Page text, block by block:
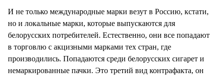
И не только международные марки везут в Россию, кстати,
но и локальные марки, которые выпускаются для
белорусских потребителей. Естественно, они все попадают
в торговлю с акцизными марками тех стран, где
производились. Попадаются среди белорусских сигарет и
немаркированные пачки. Это третий вид контрафакта, он